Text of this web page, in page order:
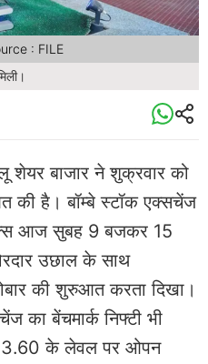
: FILE
शेयर बाजार ने शुक्रवार को
की है। बॉम्बे स्टॉक एक्सचेंज
आज सुबह 9 बजकर 15
उछाल के साथ
की शुरुआत करता दिखा।
का बेंचमार्क निफ्टी भी
के लेवल पर ओपन